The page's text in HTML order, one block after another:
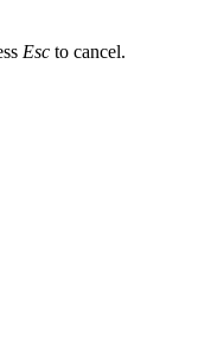
Esc to cancel.